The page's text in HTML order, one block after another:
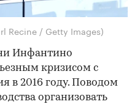
Recine / Getty Images)
Инфантино
кризисом с
в 2016 году. Поводом
организовать